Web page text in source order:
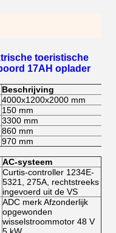
toeristische
17AH oplader
Beschrijving
4000x1200x2000 mm
150 mm
3300 mm
860 mm
970 mm
AC-systeem
Curtis-controller 1234E-
5321, 275A, rechtstreeks
ingevoerd uit de VS
ADC merk Afzonderlijk
opgewonden
wisselstroommotor 48 V